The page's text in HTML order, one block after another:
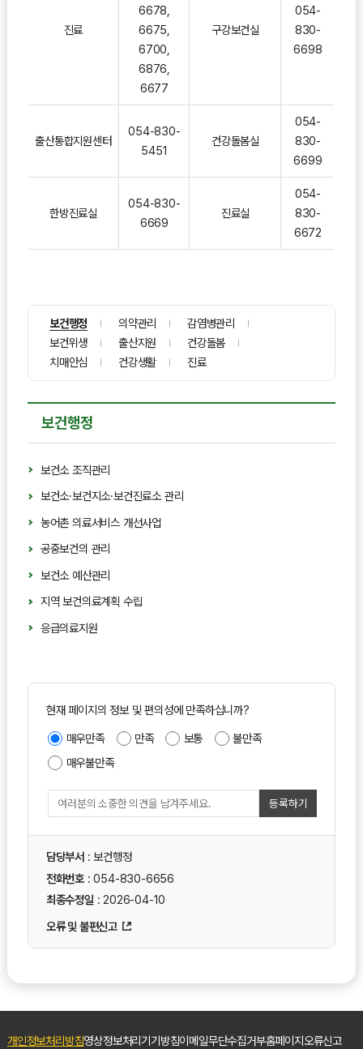
진료
6678,
6675,
6700,
6876,
6677
구강보건실
054-
830-
6698
출산통합지원센터
054-830-
5451
건강돌봄실
054-
830-
6699
한방진료실
054-830-
6669
진료실
054-
830-
6672
보건행정 의약관리
감염병관리
보건위생
출산지원
건강돌봄
치매안심
건강생활 진료
보건행정
보건소 조직관리
보건소·보건지소·보건진료소 관리
농어촌 의료서비스 개선사업
공중보건의 관리
보건소 예산관리
지역 보건의료계획 수립
응급의료지원
현재 페이지의 정보 및 편의성에 만족하십니까?
매우만족 만족 보통
불만족
매우불만족
등록하기
담당부서: 보건행정
전화번호: 054-830-6656
최종수정일 : 2026-04-10
오류 및 불편신고
개인정보처리방침영상정보처리기기방침이메일무단수집거부홈페이지오류신고